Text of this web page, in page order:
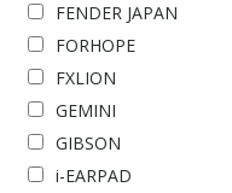
FENDER JAPAN
FORHOPE
FXLION
GEMINI
GIBSON
i-EARPAD